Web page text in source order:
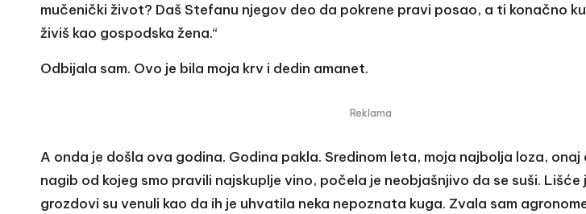
mučenički život? Daš Stefanu njegov deo da pokrene pravi posao, a ti konačno
živiš kao gospodska žena.“
Odbijala sam. Ovo je bila moja krv i dedin amanet.
Reklama
A onda je došla ova godina. Godina pakla. Sredinom leta, moja najbolja loza, onaj
nagib od kojeg smo pravili najskuplje vino, počela je neobjašnjivo da se suši. Lišće
grozdovi su venuli kao da ih je uhvatila neka nepoznata kuga. Zvala sam